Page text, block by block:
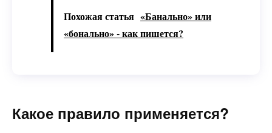
Похожая статья «Банально» или
«бонально» - как пишется?
Какое правило применяется?